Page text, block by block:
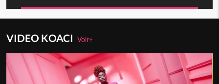
VIDEO KOACIVoir+